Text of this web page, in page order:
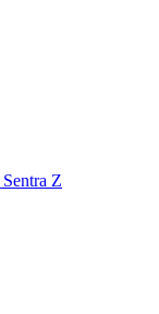
Sentra Z